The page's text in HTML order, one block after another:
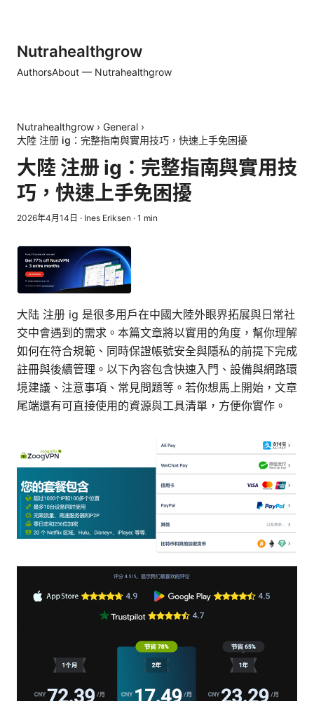
Nutrahealthgrow
AuthorsAbout — Nutrahealthgrow
Nutrahealthgrow › General ›
大陸 注册 ig：完整指南與實用技巧，快速上手免困擾
大陸 注册 ig：完整指南與實用技
巧，快速上手免困擾
2026年4月14日 · Ines Eriksen · 1 min
大陆 注册 ig 是很多用戶在中國大陸外眼界拓展與日常社
交中會遇到的需求。本篇文章將以實用的角度，幫你理解
如何在符合規範、同時保證帳號安全與隱私的前提下完成
註冊與後續管理。以下內容包含快速入門、設備與網路環
境建議、注意事項、常見問題等。若你想馬上開始，文章
尾端還有可直接使用的資源與工具清單，方便你實作。